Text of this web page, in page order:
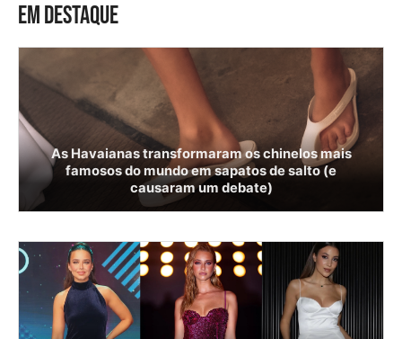
EM DESTAQUE
As Havaianas transformaram os chinelos mais
famosos do mundo em sapatos de salto (e
causaram um debate)